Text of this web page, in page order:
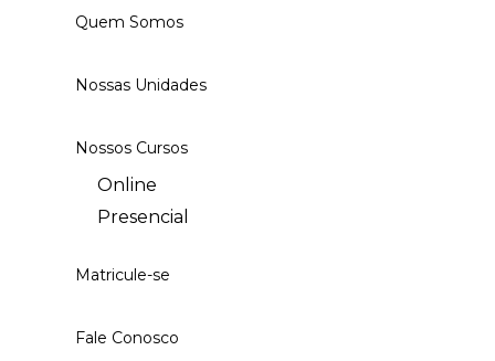
Quem Somos
Nossas Unidades
Nossos Cursos
Online
Presencial
Matricule-se
Fale Conosco